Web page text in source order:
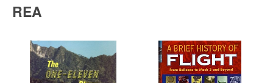
REA